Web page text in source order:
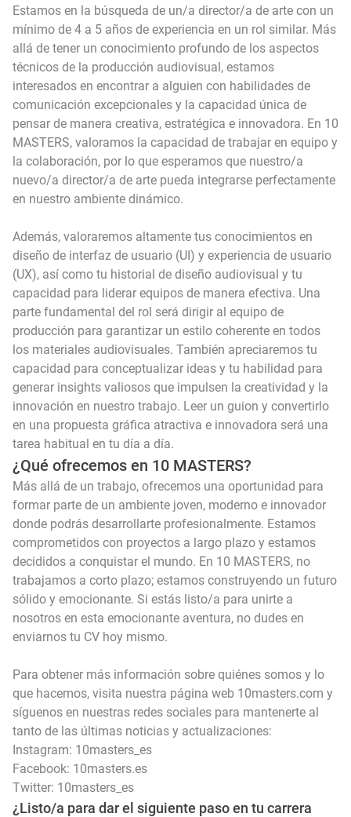
Estamos en la búsqueda de un/a director/a de arte con un
mínimo de 4 a 5 años de experiencia en un rol similar. Más
allá de tener un conocimiento profundo de los aspectos
técnicos de la producción audiovisual, estamos
interesados en encontrar a alguien con habilidades de
comunicación excepcionales y la capacidad única de
pensar de manera creativa, estratégica e innovadora. En 10
MASTERS, valoramos la capacidad de trabajar en equipo y
la colaboración, por lo que esperamos que nuestro/a
nuevo/a director/a de arte pueda integrarse perfectamente
en nuestro ambiente dinámico.
Además, valoraremos altamente tus conocimientos en
diseño de interfaz de usuario (UI) y experiencia de usuario
(UX), así como tu historial de diseño audiovisual y tu
capacidad para liderar equipos de manera efectiva. Una
parte fundamental del rol será dirigir al equipo de
producción para garantizar un estilo coherente en todos
los materiales audiovisuales. También apreciaremos tu
capacidad para conceptualizar ideas y tu habilidad para
generar insights valiosos que impulsen la creatividad y la
innovación en nuestro trabajo. Leer un guion y convertirlo
en una propuesta gráfica atractiva e innovadora será una
tarea habitual en tu día a día.
¿Qué ofrecemos en 10 MASTERS?
Más allá de un trabajo, ofrecemos una oportunidad para
formar parte de un ambiente joven, moderno e innovador
donde podrás desarrollarte profesionalmente. Estamos
comprometidos con proyectos a largo plazo y estamos
decididos a conquistar el mundo. En 10 MASTERS, no
trabajamos a corto plazo; estamos construyendo un futuro
sólido y emocionante. Si estás listo/a para unirte a
nosotros en esta emocionante aventura, no dudes en
enviarnos tu CV hoy mismo.
Para obtener más información sobre quiénes somos y lo
que hacemos, visita nuestra página web 10masters.com y
síguenos en nuestras redes sociales para mantenerte al
tanto de las últimas noticias y actualizaciones:
Instagram: 10masters_es
Facebook: 10masters.es
Twitter: 10masters_es
¿Listo/a para dar el siguiente paso en tu carrera